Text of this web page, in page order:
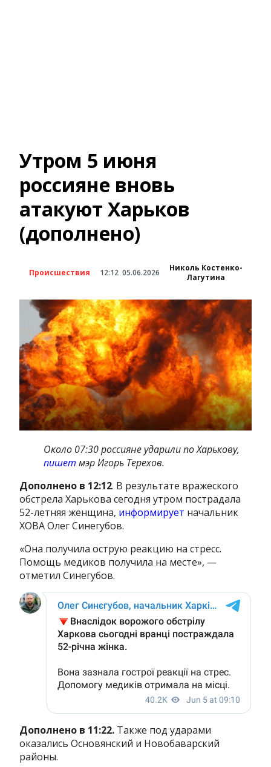
Утром 5 июня
россияне вновь
атакуют Харьков
(дополнено)
Происшествия 12:12 05.06.2026
Николь Костенко-
Лагутина
Около 07:30 россияне ударили по Харькову,
пишет мэр Игорь Терехов.
Дополнено в 12:12. В результате вражеского
обстрела Харькова сегодня утром пострадала
52-летняя женщина, информирует начальник
ХОВА Олег Синегубов.
«Она получила острую реакцию на стресс.
Помощь медиков получила на месте», —
отметил Синегубов.
Дополнено в 11:22. Также под ударами
оказались Основянский и Новобаварский
районы.